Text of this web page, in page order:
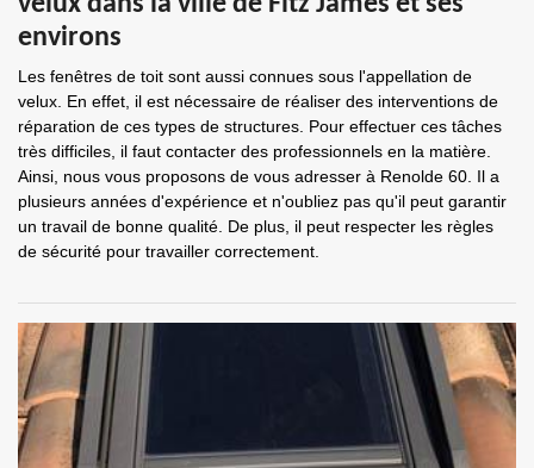
environs
Les fenêtres de toit sont aussi connues sous l'appellation de
velux. En effet, il est nécessaire de réaliser des interventions de
réparation de ces types de structures. Pour effectuer ces tâches
très difficiles, il faut contacter des professionnels en la matière.
Ainsi, nous vous proposons de vous adresser à Renolde 60. Il a
plusieurs années d'expérience et n'oubliez pas qu'il peut garantir
un travail de bonne qualité. De plus, il peut respecter les règles
de sécurité pour travailler correctement.